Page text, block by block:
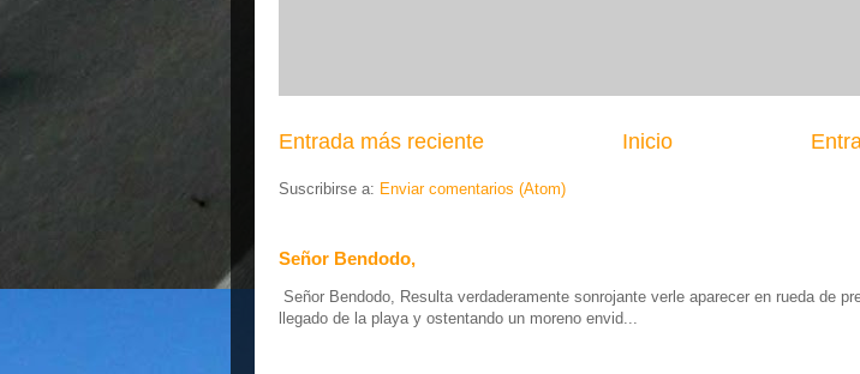
Entrada más reciente Inicio
Suscribirse a: Enviar comentarios (Atom)
Señor Bendodo,
Señor Bendodo, Resulta verdaderamente sonrojante verle aparecer en rueda de
llegado de la playa y ostentando un moreno envid...